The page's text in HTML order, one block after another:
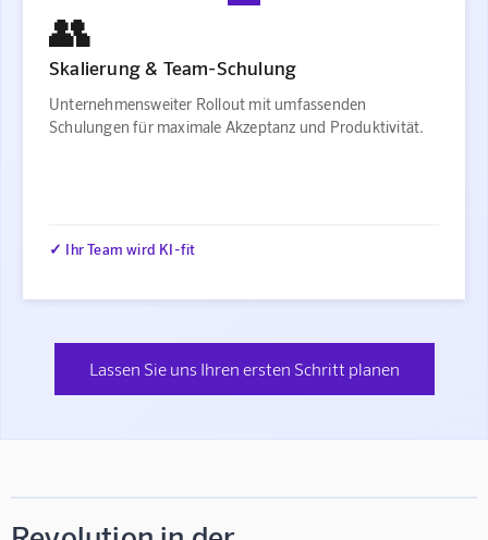
👥
Skalierung & Team-Schulung
Unternehmensweiter Rollout mit umfassenden
Schulungen für maximale Akzeptanz und Produktivität.
✓ Ihr Team wird KI-fit
Lassen Sie uns Ihren ersten Schritt planen